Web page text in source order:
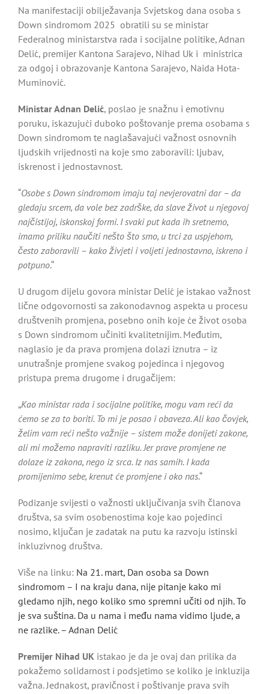
Na manifestaciji obilježavanja Svjetskog dana osoba s
Down sindromom 2025 obratili su se ministar
Federalnog ministarstva rada i socijalne politike, Adnan
Delić, premijer Kantona Sarajevo, Nihad Uk i ministrica
za odgoj i obrazovanje Kantona Sarajevo, Naida Hota-
Muminović.
Ministar Adnan Delić, poslao je snažnu i emotivnu
poruku, iskazujući duboko poštovanje prema osobama s
Down sindromom te naglašavajući važnost osnovnih
ljudskih vrijednosti na koje smo zaboravili: ljubav,
iskrenost i jednostavnost.
“Osobe s Down sindromom imaju taj nevjerovatni dar – da
gledaju srcem, da vole bez zadrške, da slave život u njegovoj
najčistijoj, iskonskoj formi. I svaki put kada ih sretnemo,
imamo priliku naučiti nešto što smo, u trci za uspjehom,
često zaboravili – kako živjeti i voljeti jednostavno, iskreno i
potpuno.“
U drugom dijelu govora ministar Delić je istakao važnost
lične odgovornosti sa zakonodavnog aspekta u procesu
društvenih promjena, posebno onih koje će život osoba
s Down sindromom učiniti kvalitetnijim. Međutim,
naglasio je da prava promjena dolazi iznutra – iz
unutrašnje promjene svakog pojedinca i njegovog
pristupa prema drugome i drugačijem:
„Kao ministar rada i socijalne politike, mogu vam reći da
ćemo se za to boriti. To mi je posao i obaveza. Ali kao čovjek,
želim vam reći nešto važnije – sistem može donijeti zakone,
ali mi možemo napraviti razliku. Jer prave promjene ne
dolaze iz zakona, nego iz srca. Iz nas samih. I kada
promijenimo sebe, krenut će promjene i oko nas.“
Podizanje svijesti o važnosti uključivanja svih članova
društva, sa svim osobenostima koje kao pojedinci
nosimo, ključan je zadatak na putu ka razvoju istinski
inkluzivnog društva.
Više na linku: Na 21. mart, Dan osoba sa Down
sindromom – I na kraju dana, nije pitanje kako mi
gledamo njih, nego koliko smo spremni učiti od njih. To
je sva suština. Da u nama i među nama vidimo ljude, a
ne razlike. – Adnan Delić
Premijer Nihad UK istakao je da je ovaj dan prilika da
pokažemo solidarnost i podsjetimo se koliko je inkluzija
važna. Jednakost, pravičnost i poštivanje prava svih